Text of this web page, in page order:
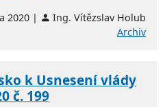
2020 |
Ing. Vítězslav Holub
Archiv
k Usnesení vlády
č. 199